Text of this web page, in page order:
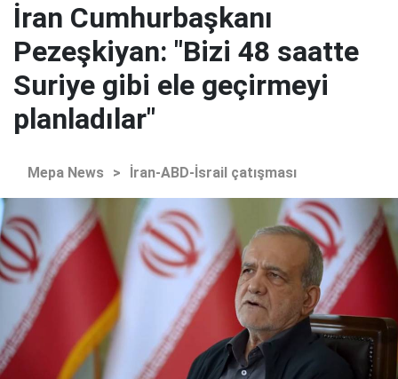
İran Cumhurbaşkanı
Pezeşkiyan: "Bizi 48 saatte
Suriye gibi ele geçirmeyi
planladılar"
Mepa News > İran-ABD-İsrail çatışması